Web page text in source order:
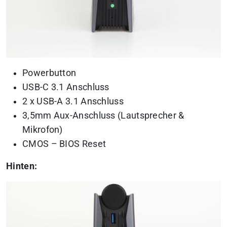
Powerbutton
USB-C 3.1 Anschluss
2 x USB-A 3.1 Anschluss
3,5mm Aux-Anschluss (Lautsprecher &
Mikrofon)
CMOS – BIOS Reset
Hinten: